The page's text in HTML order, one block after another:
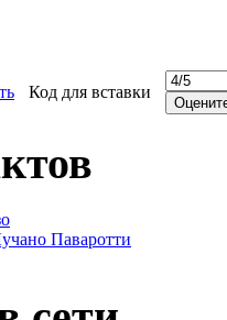
Код для вставки
Паваротти